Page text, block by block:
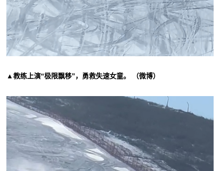
▲教练上演“极限飘移”，勇救失速女童。 （微博）